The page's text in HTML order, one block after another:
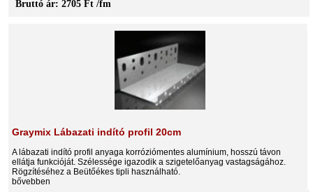
Bruttó ár: 2705 Ft /fm
Graymix Lábazati indító profil 20cm
A lábazati indító profil anyaga korróziómentes alumínium, hosszú távon
ellátja funkcióját. Szélessége igazodik a szigetelőanyag vastagságához.
Rögzítéséhez a Beütőékes tipli használható.
bővebben